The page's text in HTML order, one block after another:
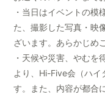
・当日はイベントの模
た、撮影した写真・映
ざいます。あらかじめ
・天候や災害、やむを
より、Hi-Five会（ハイ
す。また、内容が都合